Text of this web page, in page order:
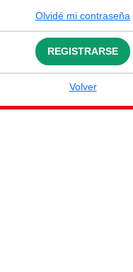
Olvidé mi contraseña
REGISTRARSE
Volver